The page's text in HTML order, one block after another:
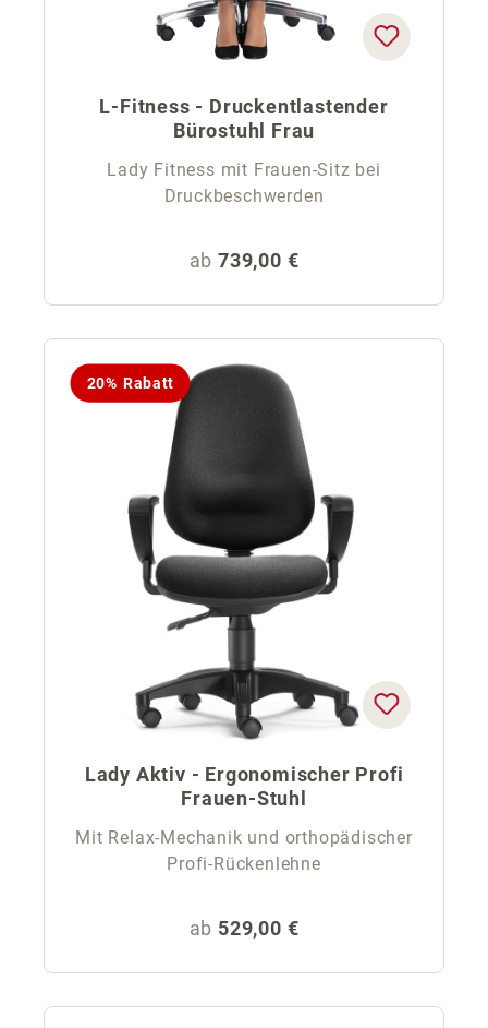
L-Fitness - Druckentlastender
Bürostuhl Frau
Lady Fitness mit Frauen-Sitz bei
Druckbeschwerden
Regulärer Preis:
ab 739,00 €
20% Rabatt
Lady Aktiv - Ergonomischer Profi
Frauen-Stuhl
Mit Relax-Mechanik und orthopädischer
Profi-Rückenlehne
Regulärer Preis:
ab 529,00 €